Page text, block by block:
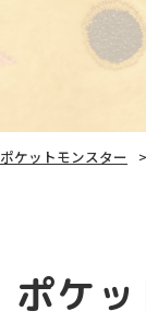
ポケットモンスター
ポケ